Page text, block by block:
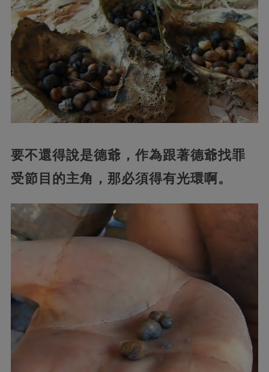
要不還得說是德爺，作為跟著德爺找罪
受節目的主角，那必須得有光環啊。